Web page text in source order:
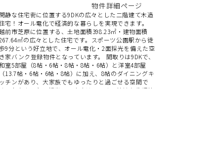
物件詳細ページ
閑静な住宅街に位置する9DKの広々とした二階建て木造
宅！オール電化で経済的な暮らしを実現できます。
前市芝原に位置する、土地面積398.23㎡・建物面積
㎡の広々とした住宅です。スポーツ公園駅から徒
9分という好立地で、オール電化・2面採光を備えた空
き家バンク登録物件となっています。 間取りは9DKで、
室5部屋（8帖・6帖・8帖・8帖・6帖）と洋室4部屋
（13.7帖・6帖・6帖・8帖）に加え、8帖のダイニングキ
ッチンがあり、大家族でもゆったりと過ごせる空間で
す。南向きの主要採光面で室内は明るく、快適な住環境